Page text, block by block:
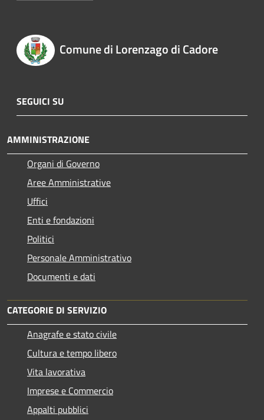
Comune di Lorenzago di Cadore
SEGUICI SU
AMMINISTRAZIONE
Organi di Governo
Aree Amministrative
Uffici
Enti e fondazioni
Politici
Personale Amministrativo
Documenti e dati
CATEGORIE DI SERVIZIO
Anagrafe e stato civile
Cultura e tempo libero
Vita lavorativa
Imprese e Commercio
Appalti pubblici